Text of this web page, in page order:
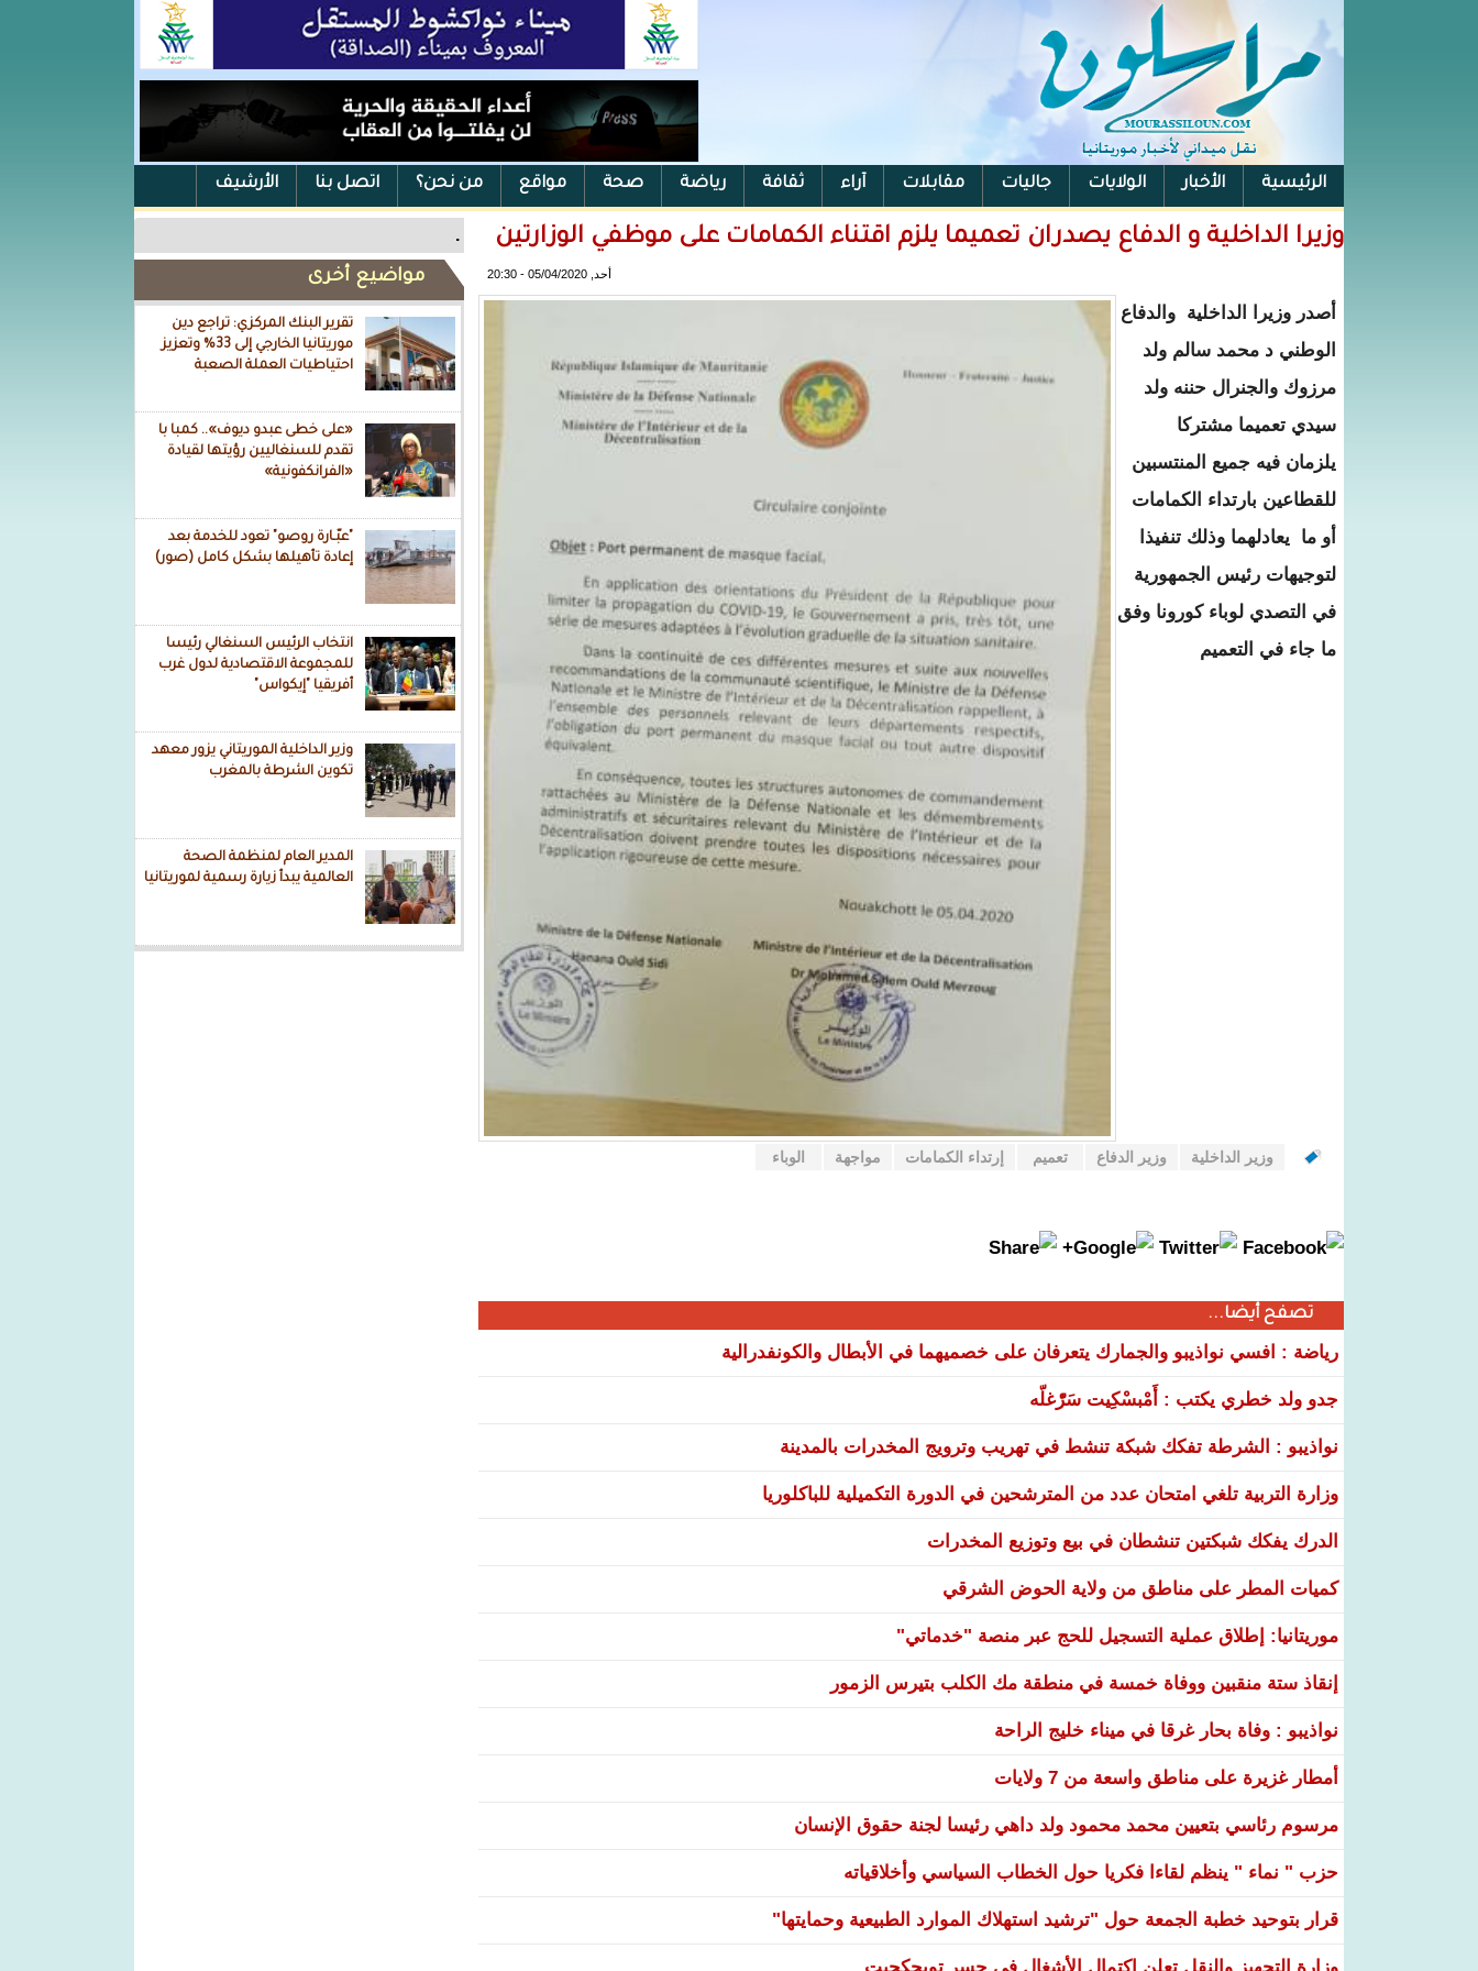
الرئيسية الأخبار الولايات جاليات مقابلات آراء ثقافة رياضة صحة مواقع من نحن؟ اتصل بنا الأرشيف
الفيس بوك .
مواضيع أخرى
تقرير البنك المركزي: تراجع دين
موريتانيا الخارجي إلى 33% وتعزيز
احتياطيات العملة الصعبة
«على خطى عبدو ديوف».. كمبا با
تقدم للسنغاليين رؤيتها لقيادة
«الفرانكفونية»
"عبّـارة روصو" تعود للخدمة بعد
إعادة تأهيلها بشكل كامل (صور)
انتخاب الرئيس السنغالي رئيسا
للمجموعة الاقتصادية لدول غرب
أفريقيا "إيكواس"
وزير الداخلية الموريتاني يزور معهد
تكوين الشرطة بالمغرب
المدير العام لمنظمة الصحة
العالمية يبدأ زيارة رسمية لموريتانيا
وزيرا الداخلية و الدفاع يصدران تعميما يلزم اقتناء الكمامات على موظفي الوزارتين
أحد, 05/04/2020 - 20:30
أصدر وزيرا الداخلية والدفاع
الوطني د محمد سالم ولد
مرزوك والجنرال حننه ولد
سيدي تعميما مشتركا
يلزمان فيه جميع المنتسبين
للقطاعين بارتداء الكمامات
أو ما يعادلهما وذلك تنفيذا
لتوجيهات رئيس الجمهورية
في التصدي لوباء كورونا وفق
ما جاء في التعميم
وزير الداخلية وزير الدفاع تعميم إرتداء الكمامات مواجهة الوباء
تصفح أيضا...
رياضة : افسي نواذيبو والجمارك يتعرفان على خصميهما في الأبطال والكونفدرالية
جدو ولد خطري يكتب : أَمْبسْكِيت سَرّْغلّه
نواذيبو : الشرطة تفكك شبكة تنشط في تهريب وترويج المخدرات بالمدينة
وزارة التربية تلغي امتحان عدد من المترشحين في الدورة التكميلية للباكلوريا
الدرك يفكك شبكتين تنشطان في بيع وتوزيع المخدرات
كميات المطر على مناطق من ولاية الحوض الشرقي
موريتانيا: إطلاق عملية التسجيل للحج عبر منصة "خدماتي"
إنقاذ ستة منقبين ووفاة خمسة في منطقة مك الكلب بتيرس الزمور
نواذيبو : وفاة بحار غرقا في ميناء خليج الراحة
أمطار غزيرة على مناطق واسعة من 7 ولايات
مرسوم رئاسي بتعيين محمد محمود ولد داهي رئيسا لجنة حقوق الإنسان
حزب " نماء " ينظم لقاءا فكريا حول الخطاب السياسي وأخلاقياته
قرار بتوحيد خطبة الجمعة حول "ترشيد استهلاك الموارد الطبيعية وحمايتها"
وزارة التجهيز والنقل تعلن اكتمال الأشغال في جسر تويجكجيت